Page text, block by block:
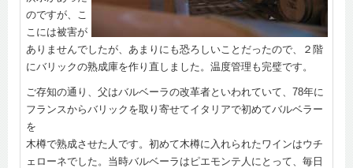
のですが、こ
こには被害が
ありませんでしたが、あまりにも恐ろしいことだったので、２階
にバリックの熟成庫を作り直しました。温度管理も完璧です。
ご存知の通り、父はバルベーラの改革者といわれていて、78年に
フランスからバリックを取り寄せてイタリアで初めてバルベラー
を
木樽で熟成させた人です。初めて木樽に入れられたワインはウチ
ェローネでした。当時バルベーラはピエモンテ人にとって、毎日